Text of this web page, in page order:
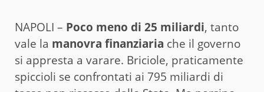
NAPOLI – Poco meno di 25 miliardi, tanto
vale la manovra finanziaria che il governo
si appresta a varare. Briciole, praticamente
spiccioli se confrontati ai 795 miliardi di